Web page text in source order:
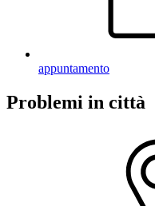
appuntamento
Problemi in città